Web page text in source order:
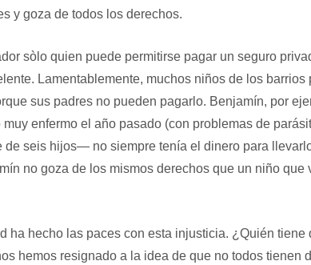
y goza de todos los derechos.
sòlo quien puede permitirse pagar un seguro
Lamentablemente, muchos niños de los barrios
sus padres no pueden pagarlo. Benjamín, por
enfermo el año pasado (con problemas de
seis hijos— no siempre tenía el dinero para
no goza de los mismos derechos que un niño que
ha hecho las paces con esta injusticia. ¿Quién tiene
hemos resignado a la idea de que no todos tienen